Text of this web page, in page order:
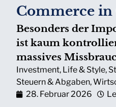
Commerce in
Besonders der
ist kaum
massives
Investment, Life & Style,
Steuern & Abgaben,
28. Februar 2026